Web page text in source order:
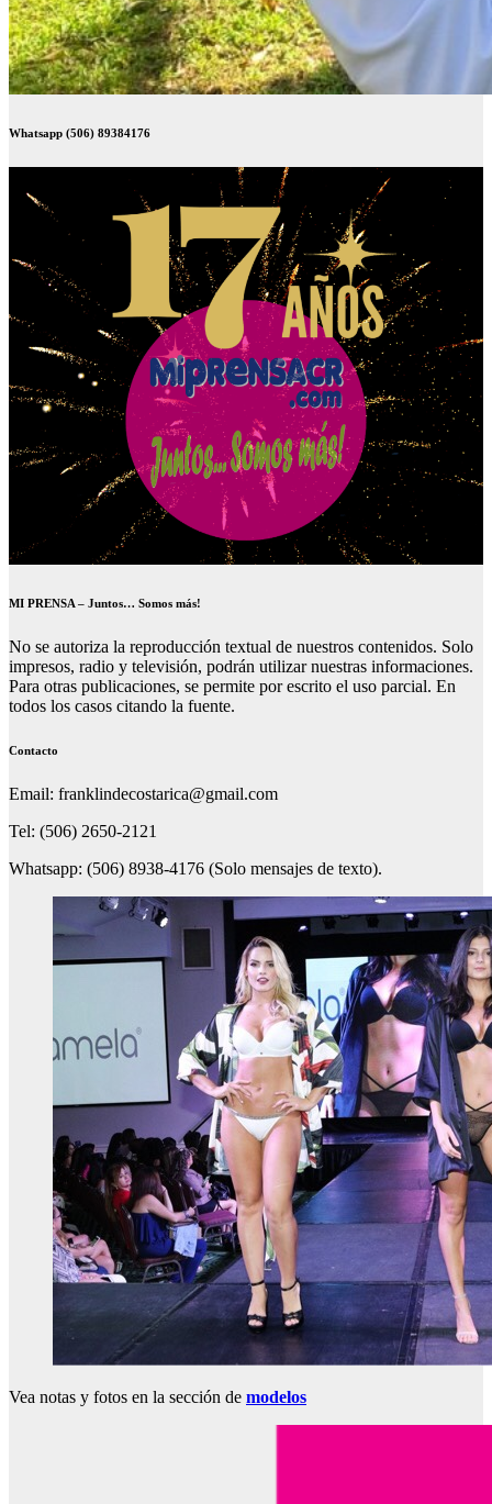
Whatsapp (506) 89384176
MI PRENSA – Juntos… Somos más!
No se autoriza la reproducción textual de nuestros contenidos. Solo
impresos, radio y televisión, podrán utilizar nuestras informaciones.
Para otras publicaciones, se permite por escrito el uso parcial. En
todos los casos citando la fuente.
Contacto
Email: franklindecostarica@gmail.com
Tel: (506) 2650-2121
Whatsapp: (506) 8938-4176 (Solo mensajes de texto).
Vea notas y fotos en la sección de modelos